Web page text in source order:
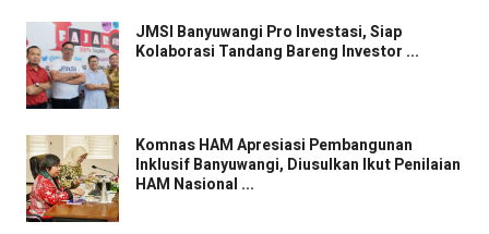
JMSI Banyuwangi Pro Investasi, Siap
Kolaborasi Tandang Bareng Investor ...
Komnas HAM Apresiasi Pembangunan
Inklusif Banyuwangi, Diusulkan Ikut Penilaian
HAM Nasional ...